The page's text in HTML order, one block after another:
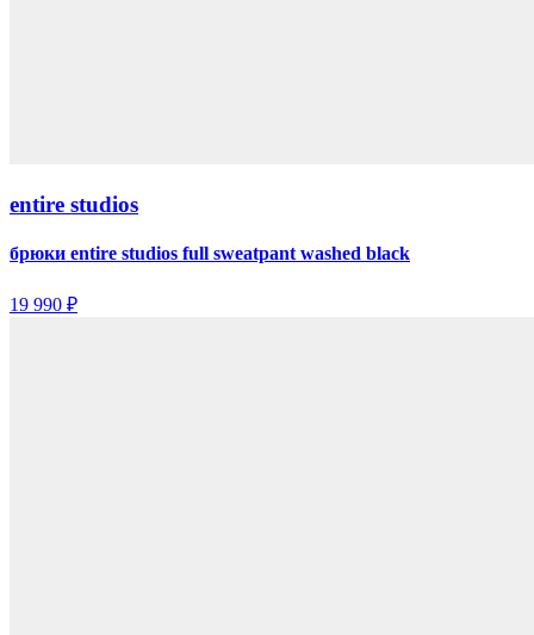
entire studios
брюки entire studios full sweatpant washed black
19 990 ₽